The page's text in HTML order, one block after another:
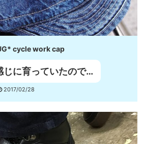
cycle work cap
じに育っていたので…
2017/02/28